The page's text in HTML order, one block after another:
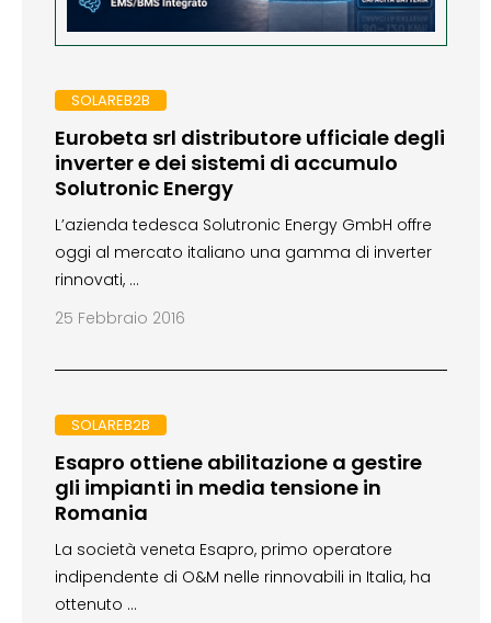
SOLAREB2B
Eurobeta srl distributore ufficiale degli
inverter e dei sistemi di accumulo
Solutronic Energy
L’azienda tedesca Solutronic Energy GmbH offre
oggi al mercato italiano una gamma di inverter
rinnovati, …
25 Febbraio 2016
SOLAREB2B
Esapro ottiene abilitazione a gestire
gli impianti in media tensione in
Romania
La società veneta Esapro, primo operatore
indipendente di O&M nelle rinnovabili in Italia, ha
ottenuto …